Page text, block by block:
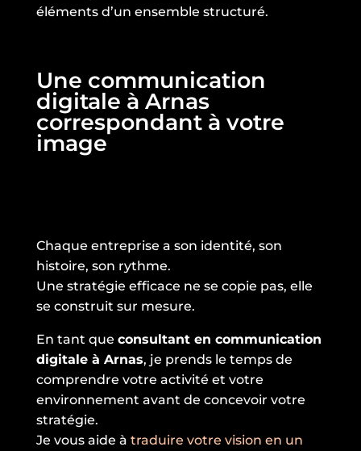
éléments d’un ensemble structuré.
Une communication
digitale à Arnas
correspondant à votre
image
Chaque entreprise a son identité, son
histoire, son rythme.
Une stratégie efficace ne se copie pas, elle
se construit sur mesure.
En tant que consultant en communication
digitale à Arnas, je prends le temps de
comprendre votre activité et votre
environnement avant de concevoir votre
stratégie.
Je vous aide à traduire votre vision en un